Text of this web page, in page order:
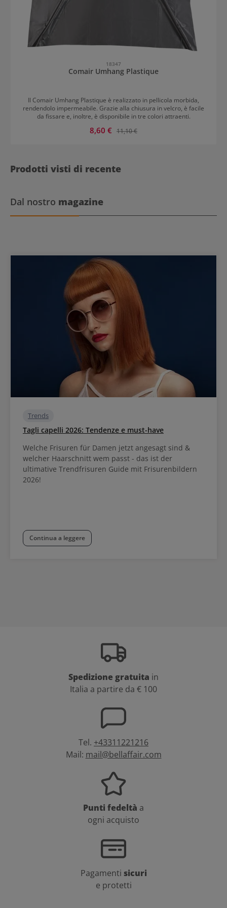
18347
Comair Umhang Plastique
Il Comair Umhang Plastique è realizzato in pellicola morbida,
rendendolo impermeabile. Grazie alla chiusura in velcro, è facile
da fissare e, inoltre, è disponibile in tre colori attraenti.
Prezzo di vendita:
8,60 € Prezzo normale:
11,10 €
Prodotti visti di recente
Dal nostro magazine
Trends
Tagli capelli 2026: Tendenze e must-have
Welche Frisuren für Damen jetzt angesagt sind &
welcher Haarschnitt wem passt - das ist der
ultimative Trendfrisuren Guide mit Frisurenbildern
2026!
Continua a leggere
Spedizione gratuita in
Italia a partire da € 100
Tel. +43311221216
Mail: mail@bellaffair.com
Punti fedeltà a
ogni acquisto
Pagamenti sicuri
e protetti